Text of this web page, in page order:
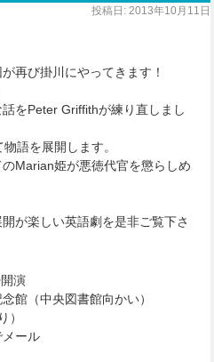
投稿日: 2013年10月11日
再び掛川にやってきます！
をPeter Griffithが練り直しまし
語を展開します。
Marian姫が悪徳代官を懲らしめ
が楽しい英語劇を是非ご覧下さ
演
館（中央図書館向かい）
）
メール